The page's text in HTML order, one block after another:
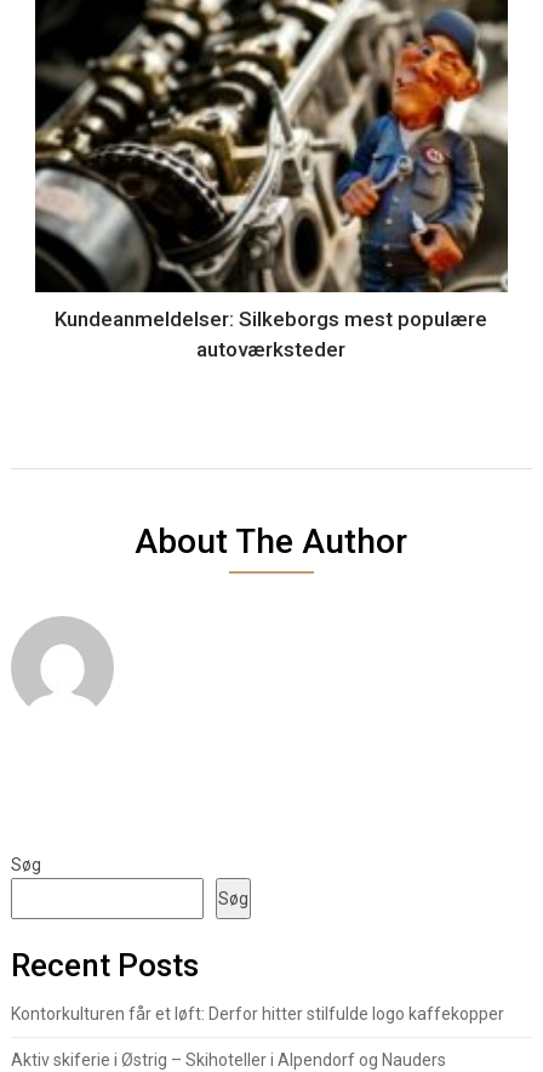
Kundeanmeldelser: Silkeborgs mest populære
autoværksteder
About The Author
Søg
Søg
Recent Posts
Kontorkulturen får et løft: Derfor hitter stilfulde logo kaffekopper
Aktiv skiferie i Østrig – Skihoteller i Alpendorf og Nauders